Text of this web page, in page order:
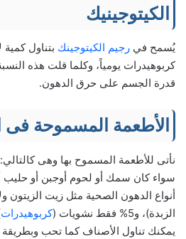
الكيتوجينيك
يُسمح في رجيم الكيتوجينك
كربوهيدرات يومياً، وكلما قلت هذه
قدرة الجسم على حرق الدهون.
الأطعمة المسموحة فى
نأتى للأطعمة المسموح بها وهى كالتالي: 25% من الوجبة
سواء كان سمك أو لحوم أوجبن أو حليب أو
أنواع الدهون الصحية مثل زيت الزيتون
الزبدة)، و5% فقط نشويات (
كربوهيدرات
يمكنك تناول الأصناف كما تحب